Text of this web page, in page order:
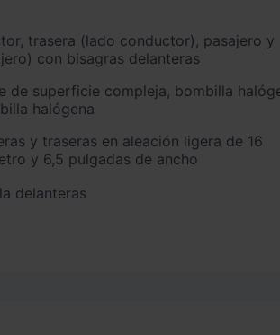
con bisagras delanteras
halógena
y 6,5 pulgadas de ancho
delanteras